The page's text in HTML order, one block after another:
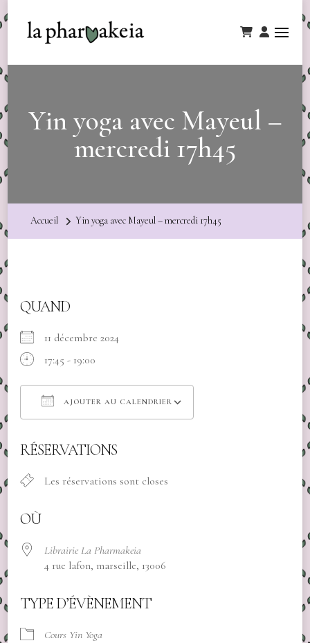
Yin yoga avec Mayeul –
mercredi 17h45
Accueil Yin yoga avec Mayeul – mercredi 17h45
QUAND
11 décembre 2024
17:45 - 19:00
AJOUTER AU CALENDRIER
RÉSERVATIONS
Les réservations sont closes
OÙ
Librairie La Pharmakeia
4 rue lafon, marseille, 13006
TYPE D’ÉVÈNEMENT
Cours Yin Yoga